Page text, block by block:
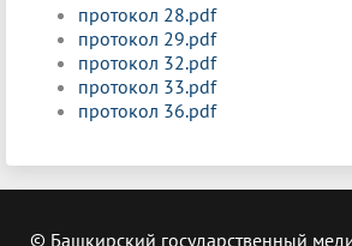
протокол 28.pdf
протокол 29.pdf
протокол 32.pdf
протокол 33.pdf
протокол 36.pdf
© Башкирский государственный